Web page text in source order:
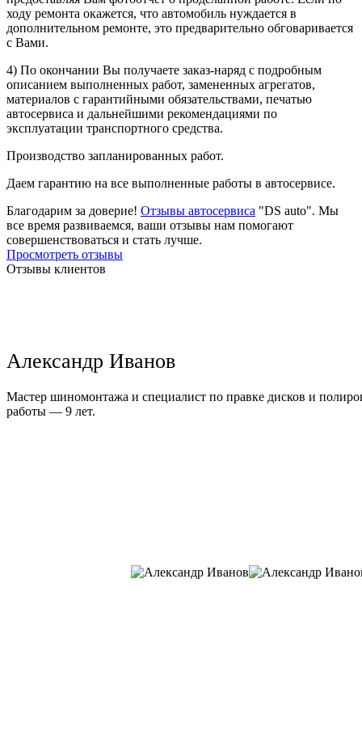
ходу ремонта окажется, что автомобиль нуждается в
дополнительном ремонте, это предварительно обговаривается
с Вами.
4) По окончании Вы получаете заказ-наряд с подробным
описанием выполненных работ, замененных агрегатов,
материалов с гарантийными обязательствами, печатью
автосервиса и дальнейшими рекомендациями по
эксплуатации транспортного средства.
Производство запланированных работ.
Даем гарантию на все выполненные работы в автосервисе.
Благодарим за доверие! Отзывы автосервиса "DS auto". Мы
все время развиваемся, ваши отзывы нам помогают
совершенствоваться и стать лучше.
Просмотреть отзывы
Отзывы клиентов
Александр Иванов
Мастер шиномонтажа и специалист по правке дисков и
работы — 9 лет.